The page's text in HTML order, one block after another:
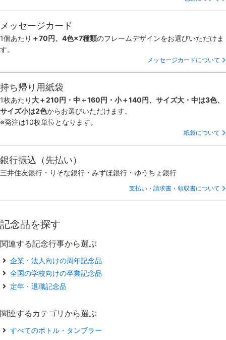
メッセージカード
1個あたり ＋70円、4色×7種類のフレームデザインをお選びいただけま
す。
メッセージカードについて
持ち帰り用紙袋
1枚あたり 大＋210円・中＋160円・小＋140円、サイズ大・中は3色、
サイズ小は2色からお選びいただけます。
※発注は10枚単位となります。
紙袋について
銀行振込（先払い）
三井住友銀行・りそな銀行・みずほ銀行・ゆうちょ銀行
支払い・請求書・領収書について
記念品を探す
関連する記念行事から選ぶ
企業・法人向けの周年記念品
全国の学校向けの卒業記念品
定年・退職記念品
関連するカテゴリから選ぶ
すべてのボトル・タンブラー